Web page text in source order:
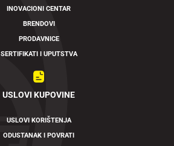
INOVACIONI CENTAR
BRENDOVI
PRODAVNICE
SERTIFIKATI I UPUTSTVA
USLOVI KUPOVINE
USLOVI KORIŠTENJA
ODUSTANAK I POVRATI